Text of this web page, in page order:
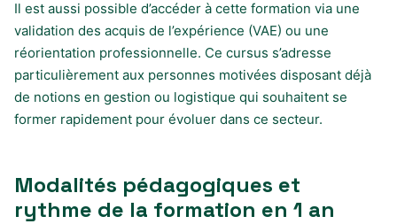
Il est aussi possible d’accéder à cette formation via une
validation des acquis de l’expérience (VAE) ou une
réorientation professionnelle. Ce cursus s’adresse
particulièrement aux personnes motivées disposant déjà
de notions en gestion ou logistique qui souhaitent se
former rapidement pour évoluer dans ce secteur.
Modalités pédagogiques et
rythme de la formation en 1 an